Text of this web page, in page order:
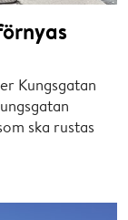
Kungsgatan
ska rustas